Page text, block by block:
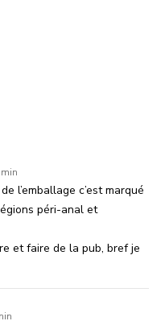
l’emballage c’est marqué
péri-anal et
et faire de la pub, bref je